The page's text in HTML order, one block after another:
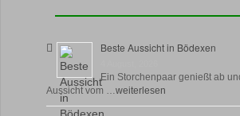
Beste Aussicht in Bödexen
Ein Storchenpaar genießt ab
Aussicht vom …weiterlesen